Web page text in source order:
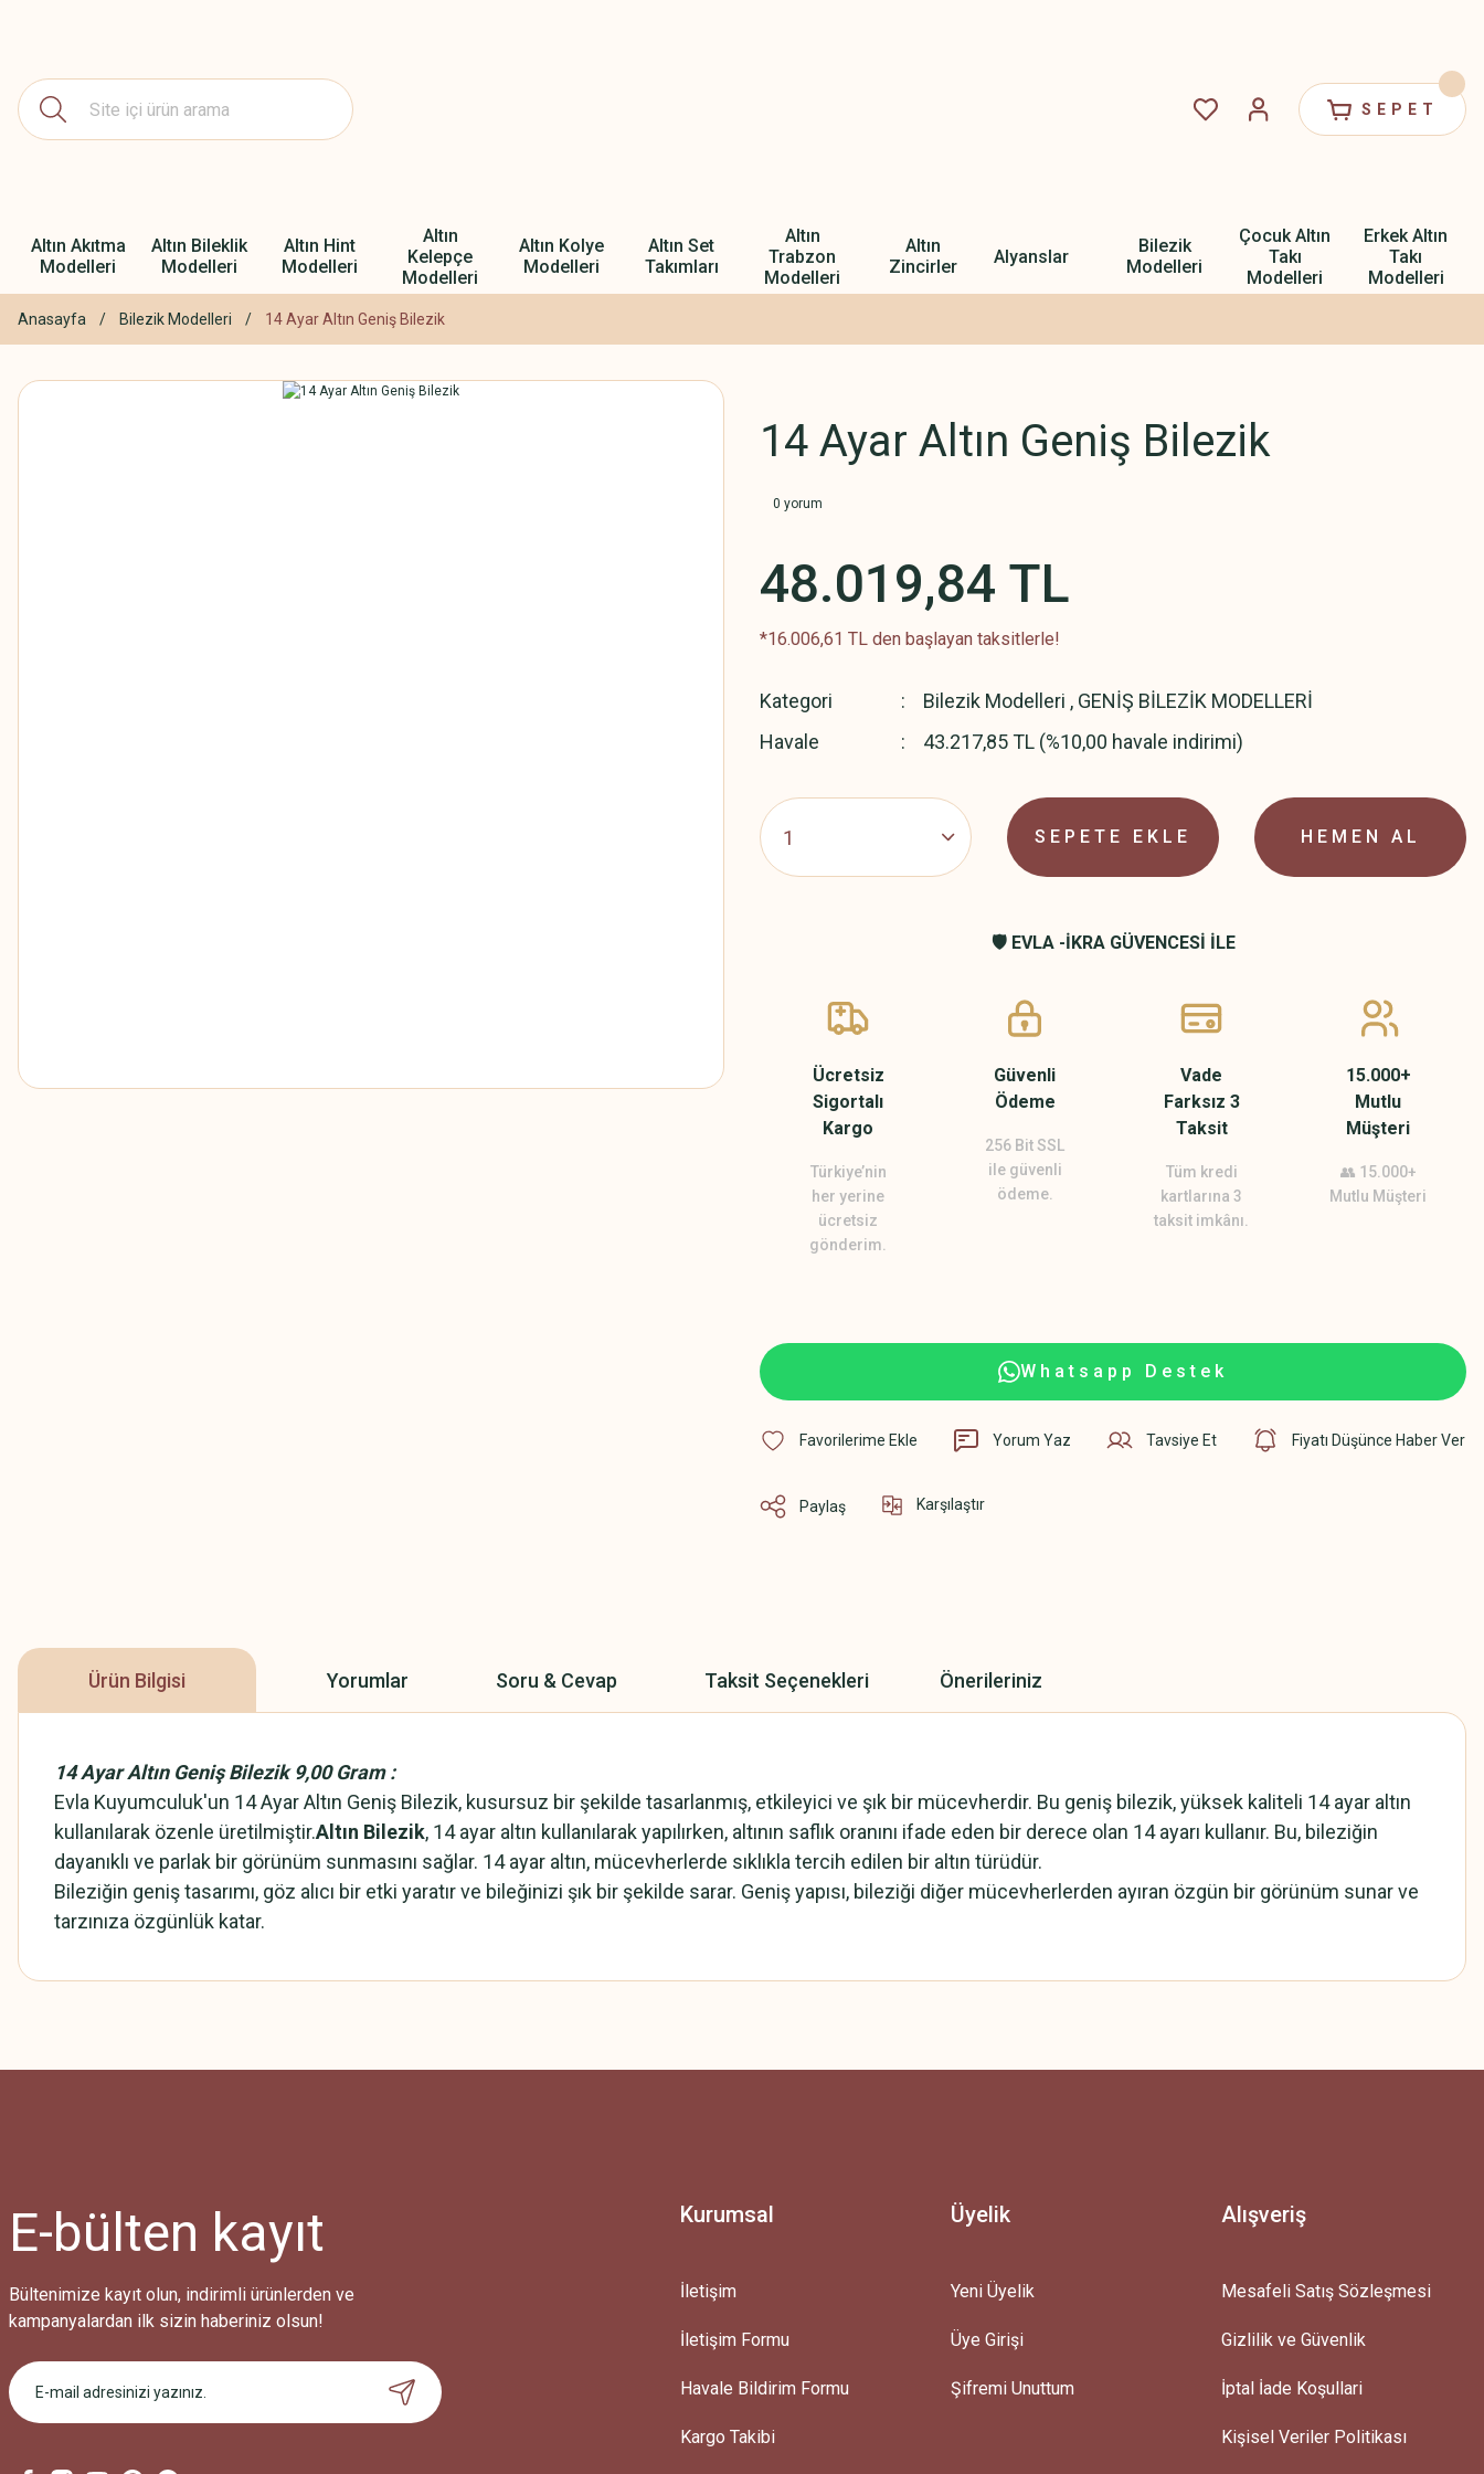
SEPET
Altın Akıtma
Modelleri
Altın Bileklik
Modelleri
Altın Hint
Modelleri
Altın
Kelepçe
Modelleri
Altın Kolye
Modelleri
Altın Set
Takımları
Altın
Trabzon
Modelleri
Altın
Zincirler
Alyanslar
Bilezik
Modelleri
Çocuk Altın
Takı
Modelleri
Erkek Altın
Takı
Modelleri
Anasayfa Bilezik Modelleri 14 Ayar Altın Geniş Bilezik
14 Ayar Altın Geniş Bilezik
0 yorum
48.019,84 TL
*16.006,61 TL den başlayan taksitlerle!
Kategori Bilezik Modelleri , GENİŞ BİLEZİK MODELLERİ
Havale
43.217,85 TL (%10,00 havale indirimi)
SEPETE EKLE HEMEN AL
🛡️ EVLA -İKRA GÜVENCESİ İLE
Ücretsiz
Sigortalı
Kargo
Türkiye’nin
her yerine
ücretsiz
gönderim.
Güvenli
Ödeme
256 Bit SSL
ile güvenli
ödeme.
Vade
Farksız 3
Taksit
Tüm kredi
kartlarına 3
taksit imkânı.
15.000+
Mutlu
Müşteri
👥 15.000+
Mutlu Müşteri
Whatsapp Destek
Yorum Yaz Tavsiye Et Fiyatı Düşünce Haber Ver
Paylaş Karşılaştır
Ürün Bilgisi Yorumlar Soru & Cevap Taksit Seçenekleri Önerileriniz
14 Ayar Altın Geniş Bilezik 9,00 Gram :
Evla Kuyumculuk'un 14 Ayar Altın Geniş Bilezik, kusursuz bir şekilde tasarlanmış, etkileyici ve şık bir mücevherdir. Bu geniş bilezik, yüksek kaliteli 14 ayar altın
kullanılarak özenle üretilmiştir.Altın Bilezik, 14 ayar altın kullanılarak yapılırken, altının saflık oranını ifade eden bir derece olan 14 ayarı kullanır. Bu, bileziğin
dayanıklı ve parlak bir görünüm sunmasını sağlar. 14 ayar altın, mücevherlerde sıklıkla tercih edilen bir altın türüdür.
Bileziğin geniş tasarımı, göz alıcı bir etki yaratır ve bileğinizi şık bir şekilde sarar. Geniş yapısı, bileziği diğer mücevherlerden ayıran özgün bir görünüm sunar ve
tarzınıza özgünlük katar.
Bu ürüne ilk yorumu siz yapın!
Ürün hakkında henüz soru sorulmamış.
Bu ürüne benzer farklı alternatifler olmalı.
Gönder
E-bülten kayıt
Bültenimize kayıt olun, indirimli ürünlerden ve
kampanyalardan ilk sizin haberiniz olsun!
Kurumsal
İletişim
İletişim Formu
Havale Bildirim Formu
Kargo Takibi
Üyelik
Yeni Üyelik
Üye Girişi
Şifremi Unuttum
Alışveriş
Mesafeli Satış Sözleşmesi
Gizlilik ve Güvenlik
İptal İade Koşullari
Kişisel Veriler Politikası